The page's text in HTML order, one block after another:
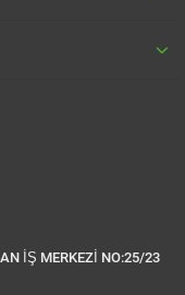
İŞ MERKEZİ NO:25/23